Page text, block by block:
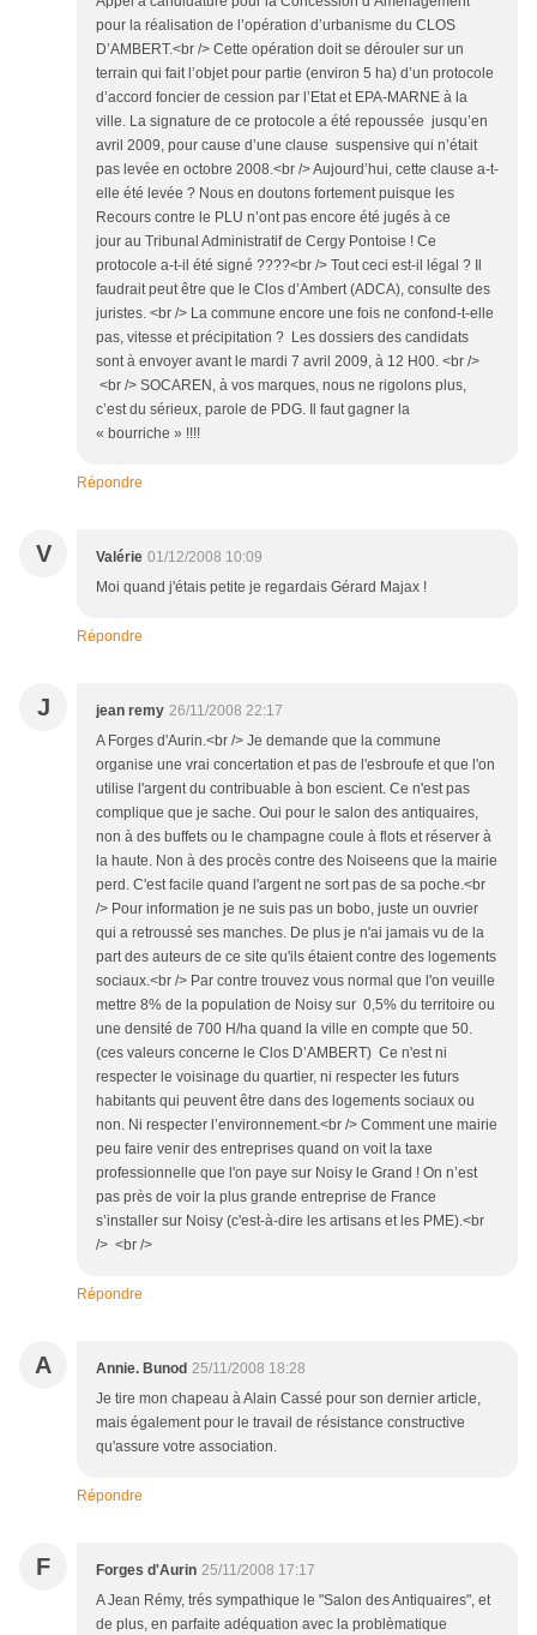
pour la réalisation de l’opération d’urbanisme du CLOS
D’AMBERT.<br /> Cette opération doit se dérouler sur un
terrain qui fait l’objet pour partie (environ 5 ha) d’un protocole
d’accord foncier de cession par l’Etat et EPA-MARNE à la
ville. La signature de ce protocole a été repoussée jusqu’en
avril 2009, pour cause d’une clause suspensive qui n’était
pas levée en octobre 2008.<br /> Aujourd’hui, cette clause a-t-
elle été levée ? Nous en doutons fortement puisque les
Recours contre le PLU n’ont pas encore été jugés à ce
jour au Tribunal Administratif de Cergy Pontoise ! Ce
protocole a-t-il été signé ????<br /> Tout ceci est-il légal ? Il
faudrait peut être que le Clos d’Ambert (ADCA), consulte des
juristes. <br /> La commune encore une fois ne confond-t-elle
pas, vitesse et précipitation ? Les dossiers des candidats
sont à envoyer avant le mardi 7 avril 2009, à 12 H00. <br />
<br /> SOCAREN, à vos marques, nous ne rigolons plus,
c’est du sérieux, parole de PDG. Il faut gagner la
« bourriche » !!!!
Répondre
V Valérie 01/12/2008 10:09
Moi quand j'étais petite je regardais Gérard Majax !
Répondre
J jean remy 26/11/2008 22:17
A Forges d'Aurin.<br /> Je demande que la commune
organise une vrai concertation et pas de l'esbroufe et que l'on
utilise l'argent du contribuable à bon escient. Ce n'est pas
complique que je sache. Oui pour le salon des antiquaires,
non à des buffets ou le champagne coule à flots et réserver à
la haute. Non à des procès contre des Noiseens que la mairie
perd. C'est facile quand l'argent ne sort pas de sa poche.<br
/> Pour information je ne suis pas un bobo, juste un ouvrier
qui a retroussé ses manches. De plus je n'ai jamais vu de la
part des auteurs de ce site qu'ils étaient contre des logements
sociaux.<br /> Par contre trouvez vous normal que l'on veuille
mettre 8% de la population de Noisy sur 0,5% du territoire ou
une densité de 700 H/ha quand la ville en compte que 50.
(ces valeurs concerne le Clos D’AMBERT) Ce n'est ni
respecter le voisinage du quartier, ni respecter les futurs
habitants qui peuvent être dans des logements sociaux ou
non. Ni respecter l’environnement.<br /> Comment une mairie
peu faire venir des entreprises quand on voit la taxe
professionnelle que l'on paye sur Noisy le Grand ! On n’est
pas près de voir la plus grande entreprise de France
s’installer sur Noisy (c'est-à-dire les artisans et les PME).<br
/> <br />
Répondre
A Annie. Bunod 25/11/2008 18:28
Je tire mon chapeau à Alain Cassé pour son dernier article,
mais également pour le travail de résistance constructive
qu'assure votre association.
Répondre
F Forges d'Aurin 25/11/2008 17:17
A Jean Rémy, trés sympathique le "Salon des Antiquaires", et
de plus, en parfaite adéquation avec la problèmatique